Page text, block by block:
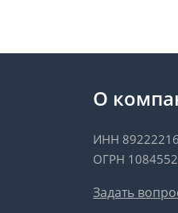
О
ИНН
ОГРН
Задать